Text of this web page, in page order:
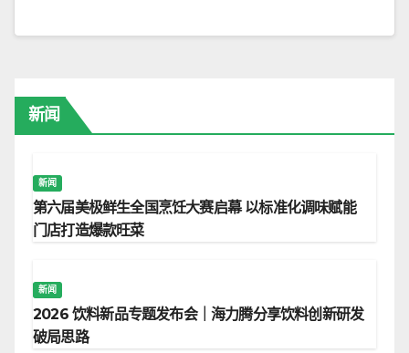
新闻
新闻
第六届美极鲜生全国烹饪大赛启幕 以标准化调味赋能
门店打造爆款旺菜
新闻
2026 饮料新品专题发布会｜海力腾分享饮料创新研发
破局思路